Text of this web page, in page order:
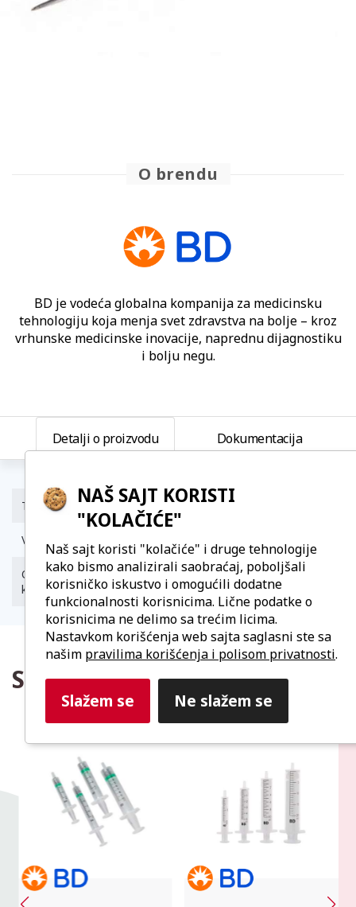
O brendu
BD je vodeća globalna kompanija za medicinsku
tehnologiju koja menja svet zdravstva na bolje – kroz
vrhunske medicinske inovacije, naprednu dijagnostiku
i bolju negu.
Detalji o proizvodu Dokumentacija
Tip Sterilni, za jednokratnu upotrebu.
Veličine 24G, 26G
Ostale tehničke
karakteristike
dostupne su na upit
Slični proizvodi
NAŠ SAJT KORISTI
"KOLAČIĆE"
Naš sajt koristi "kolačiće" i druge tehnologije
kako bismo analizirali saobraćaj, poboljšali
korisničko iskustvo i omogućili dodatne
funkcionalnosti korisnicima. Lične podatke o
korisnicima ne delimo sa trećim licima.
Nastavkom korišćenja web sajta saglasni ste sa
našim pravilima korišćenja i polisom privatnosti.
Slažem se Ne slažem se